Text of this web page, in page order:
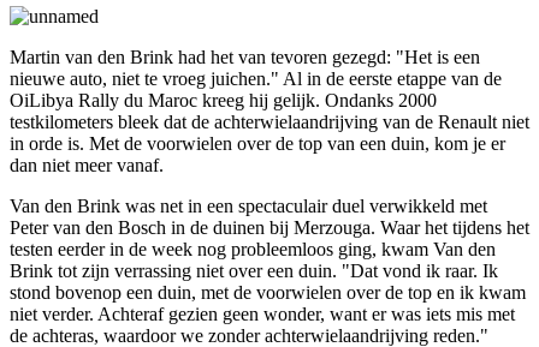
Martin van den Brink had het van tevoren gezegd: "Het is een
nieuwe auto, niet te vroeg juichen." Al in de eerste etappe van de
OiLibya Rally du Maroc kreeg hij gelijk. Ondanks 2000
testkilometers bleek dat de achterwielaandrijving van de Renault niet
in orde is. Met de voorwielen over de top van een duin, kom je er
dan niet meer vanaf.
Van den Brink was net in een spectaculair duel verwikkeld met
Peter van den Bosch in de duinen bij Merzouga. Waar het tijdens het
testen eerder in de week nog probleemloos ging, kwam Van den
Brink tot zijn verrassing niet over een duin. "Dat vond ik raar. Ik
stond bovenop een duin, met de voorwielen over de top en ik kwam
niet verder. Achteraf gezien geen wonder, want er was iets mis met
de achteras, waardoor we zonder achterwielaandrijving reden."